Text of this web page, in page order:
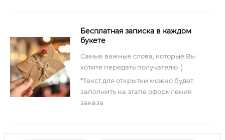
Бесплатная записка в каждом
букете
Самые важные слова, которые Вы
хотите передать получателю :)
*Текст для открытки можно будет
заполнить на этапе оформления
заказа